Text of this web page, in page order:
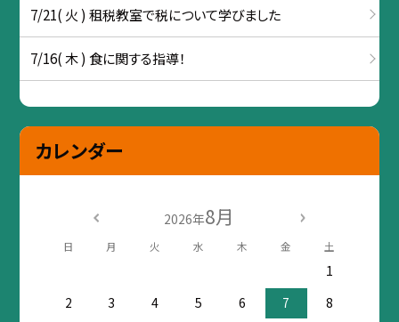
7/21( 火 ) 租税教室で税について学びました
7/16( 木 ) 食に関する指導！
カレンダー
2026年8月
日 月 火 水 木 金 土
1
2
3 4 5 6 7
8